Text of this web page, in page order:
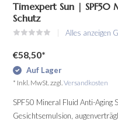
Timexpert Sun |
Schutz
Alles anzeigen
€58,50*
Auf Lager
* Inkl. MwSt. zzgl.Versandkosten
SPF50 Mineral Fluid Anti-Aging
Gesichtsemulsion,